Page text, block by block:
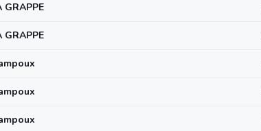
GRAPPE
GRAPPE